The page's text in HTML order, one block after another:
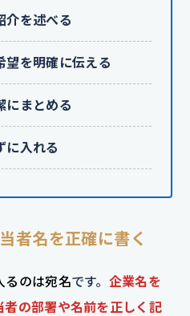
介を述べる
望を明確に伝える
にまとめる
に入れる
者名を正確に書く
るのは宛名です。 企業名を
の部署や名前を正しく記